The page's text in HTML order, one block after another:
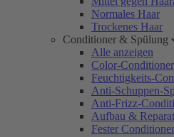
Normales Haar
Trockenes Haar
Conditioner & Spülung
Alle anzeigen
Color-Conditioner
Feuchtigkeits-
Anti-Schuppen-
Anti-Frizz-
Aufbau &
Fester Conditioner